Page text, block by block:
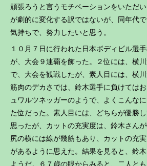
頑張ろうと言うモチベーションをいただ
が劇的に変化する訳ではないが、同年代
気持ちで、努力したいと思う。
１０月７日に行われた日本ボディビル選
が、大会９連覇を飾った。２位には、横
で、大会を観戦したが、素人目には、横川
筋肉のデカさでは、鈴木選手に負けては
ュワルツネッガーのようで、よくこんな
た位だった。素人目には、どちらが優勝
思ったが、カットの充実度は、鈴木さん
尻の横には線が幾筋もあり、カットの充
があるように思えた。結果を見ると、鈴
ようだ。６７歳の眼からみると、二人と